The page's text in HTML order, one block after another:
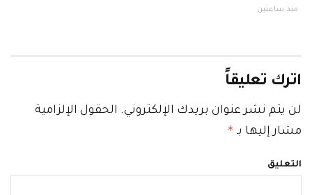
منذ ساعتين
اترك تعليقاً
لن يتم نشر عنوان بريدك الإلكتروني. الحقول الإلزامية
مشار إليها بـ *
التعليق